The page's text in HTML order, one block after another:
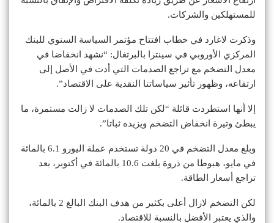
للمستهلكين والشركات.
وذكرت لاغارد في خطاب افتتاح مؤتمر السياسة السنوي للبنك
المركزي الأوروبي في سينترا بالبرتغال: “نشهد انخفاضا في
معدل التضخم مع تراجع الصدمات التي أدت في الأصل إلى
ارتفاعه، وظهور تأثير سياساتنا النقدية على الاقتصاد”.
إلا أنها استطردت قائلة “لكن تلك الصدمات لا زالت مستمرة، ما
يبطئ وتيرة انخفاض التضخم ويزيده ثباتا”.
وبلغ معدل التضخم في 20 دولة تستخدم عملة اليورو 6.1 بالمائة
في مايو، هبوطا من ذروة بلغت 10.6 بالمائة في أكتوبر، بعد
تراجع أسعار الطاقة.
لكن التضخم لازال أعلى بكثير من هدف البنك البالغ 2 بالمائة،
والذي يعتبر الأفضل بالنسبة للاقتصاد.